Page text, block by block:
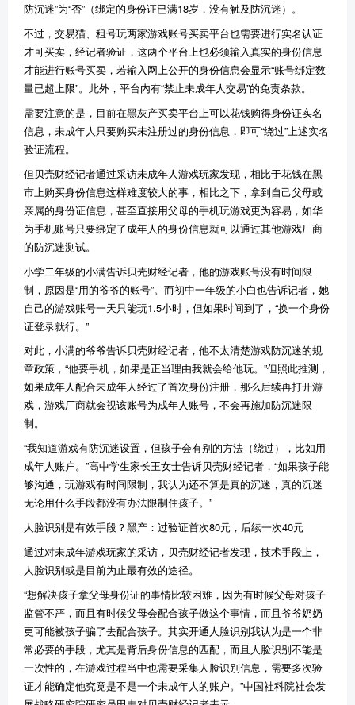
防沉迷”为“否”（绑定的身份证已满18岁，没有触及防沉迷）。
不过，交易猫、租号玩两家游戏账号买卖平台也需要进行实名认证
才可买卖，经记者验证，这两个平台上也必须输入真实的身份信息
才能进行账号买卖，若输入网上公开的身份信息会显示“账号绑定数
量已超上限”。此外，平台内有“禁止未成年人交易”的免责条款。
需要注意的是，目前在黑灰产买卖平台上可以花钱购得身份证实名
信息，未成年人只要购买未注册过的身份信息，即可“绕过”上述实名
验证流程。
但贝壳财经记者通过采访未成年人游戏玩家发现，相比于花钱在黑
市上购买身份信息这样难度较大的事，相比之下，拿到自己父母或
亲属的身份证信息，甚至直接用父母的手机玩游戏更为容易，如华
为手机账号只要绑定了成年人的身份信息就可以通过其他游戏厂商
的防沉迷测试。
小学二年级的小满告诉贝壳财经记者，他的游戏账号没有时间限
制，原因是“用的爷爷的账号”。而初中一年级的小白也告诉记者，她
自己的游戏账号一天只能玩1.5小时，但如果时间到了，“换一个身份
证登录就行。”
对此，小满的爷爷告诉贝壳财经记者，他不太清楚游戏防沉迷的规
章政策，“他要手机，如果是正当理由我就会给他玩。”但照此推测，
如果成年人配合未成年人经过了首次身份注册，那么后续再打开游
戏，游戏厂商就会视该账号为成年人账号，不会再施加防沉迷限
制。
“我知道游戏有防沉迷设置，但孩子会有别的方法（绕过），比如用
成年人账户。”高中学生家长王女士告诉贝壳财经记者，“如果孩子能
够沟通，玩游戏有时间限制，我认为还不算是真的沉迷，真的沉迷
无论用什么手段都没有办法限制住孩子。”
人脸识别是有效手段？黑产：过验证首次80元，后续一次40元
通过对未成年游戏玩家的采访，贝壳财经记者发现，技术手段上，
人脸识别或是目前为止最有效的途径。
“想解决孩子拿父母身份证的事情比较困难，因为有时候父母对孩子
监管不严，而且有时候父母会配合孩子做这个事情，而且爷爷奶奶
更可能被孩子骗了去配合孩子。其实开通人脸识别我认为是一个非
常必要的手段，尤其是背后身份信息的匹配，而且人脸识别不能是
一次性的，在游戏过程当中也需要采集人脸识别信息，需要多次验
证才能确定他究竟是不是一个未成年人的账户。”中国社科院社会发